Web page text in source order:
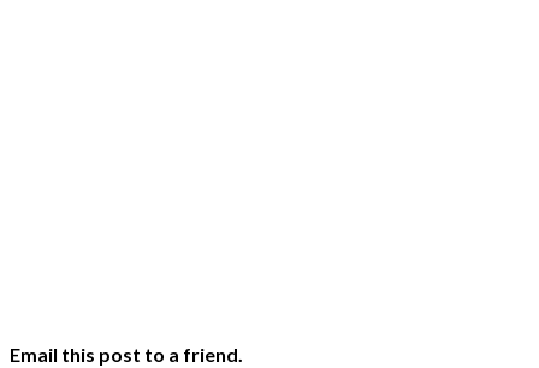
Email this post to a friend.